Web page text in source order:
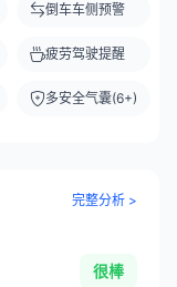
倒车车侧预警
疲劳驾驶提醒
多安全气囊(6+)
完整分析 >
很棒